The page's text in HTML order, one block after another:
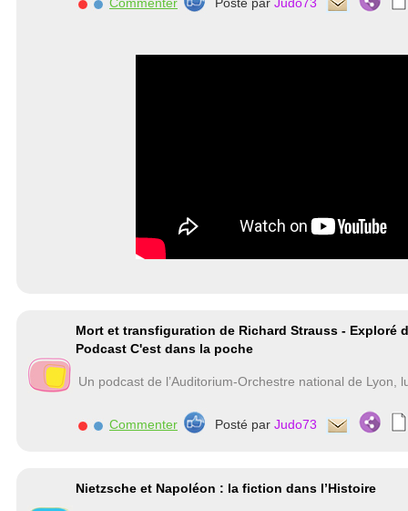
Mort et transfiguration de Richard Strauss - Exploré
Podcast C'est dans la poche
Un podcast de l’Auditorium-Orchestre national de Lyon,
Commenter Posté par Judo73
Nietzsche et Napoléon : la fiction dans l’Histoire